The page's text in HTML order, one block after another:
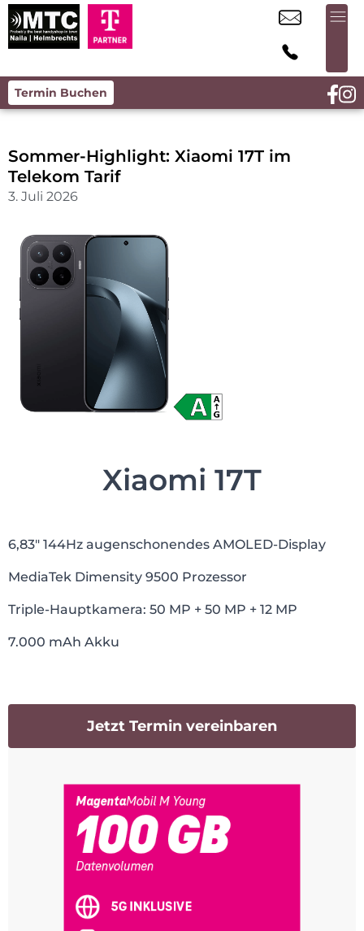
Termin Buchen
Sommer-Highlight: Xiaomi 17T im
Telekom Tarif
3. Juli 2026
Xiaomi 17T
6,83″ 144Hz augenschonendes AMOLED-Display
MediaTek Dimensity 9500 Prozessor
Triple-Hauptkamera: 50 MP + 50 MP + 12 MP
7.000 mAh Akku
Jetzt Termin vereinbaren